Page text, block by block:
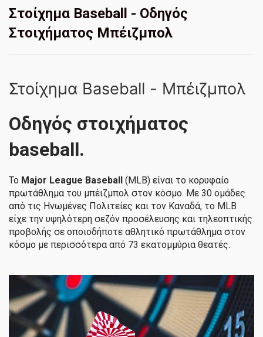
Στοίχημα Baseball - Oδηγός
Στοιχήματος Μπέιζμπολ
Στοίχημα Baseball - Μπέιζμπολ
Οδηγός στοιχήματος
baseball.
Το Major League Baseball (MLB) είναι το κορυφαίο
πρωτάθλημα του μπέιζμπολ στον κόσμο. Με 30 ομάδες
από τις Ηνωμένες Πολιτείες και τον Καναδά, το MLB
είχε την υψηλότερη σεζόν προσέλευσης και τηλεοπτικής
προβολής σε οποιοδήποτε αθλητικό πρωτάθλημα στον
κόσμο με περισσότερα από 73 εκατομμύρια θεατές.